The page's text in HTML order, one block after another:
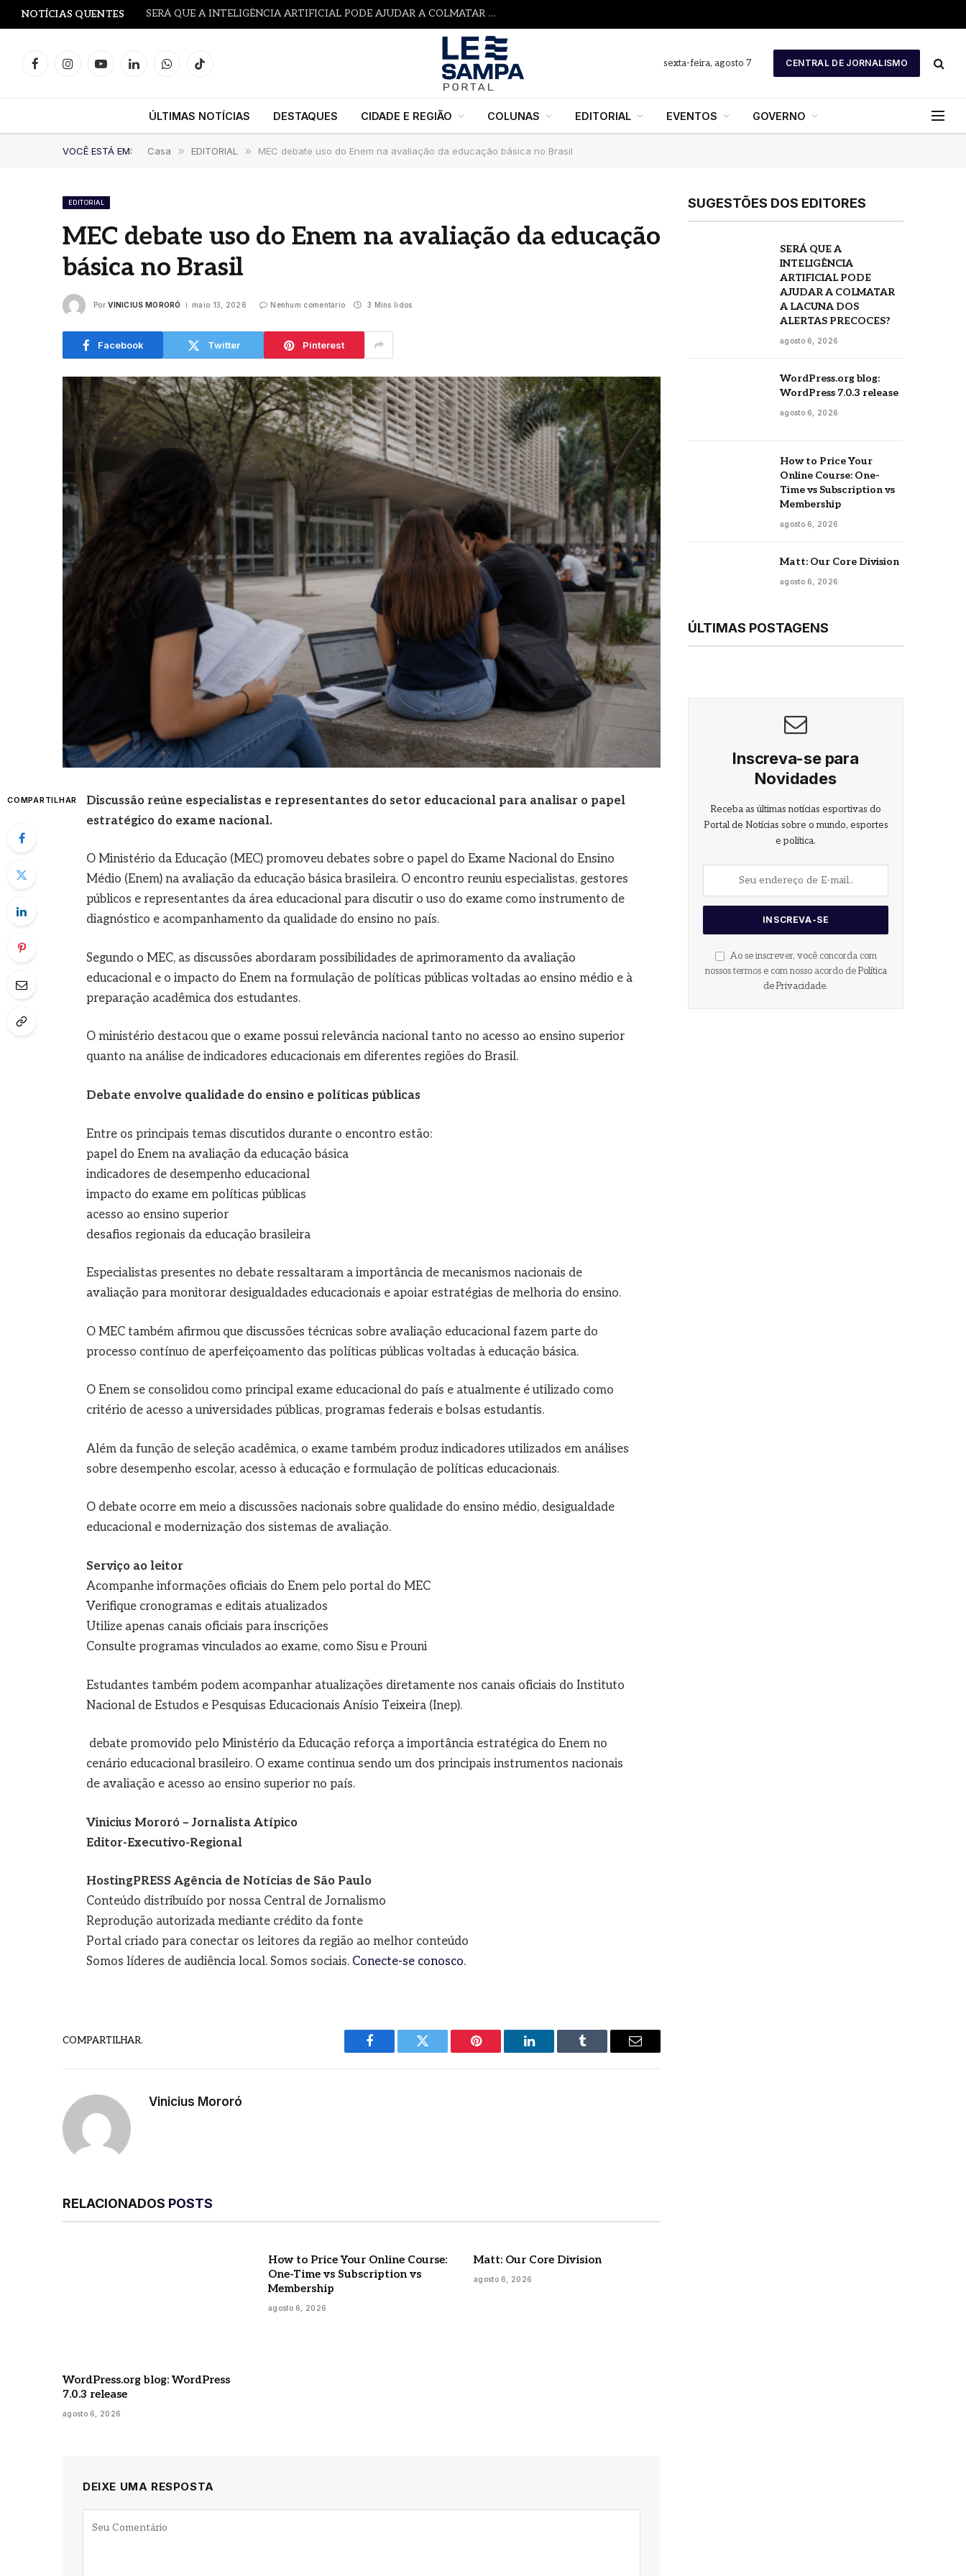
NOTÍCIAS QUENTES SERÁ QUE A INTELIGÊNCIA ARTIFICIAL PODE AJUDAR A COLMATAR A LACUNA DOS ALERTAS PRECOCES?
FacebookInstagramYouTubeLinkedInWhatsAppTikTok
sexta-feira, agosto 7 CENTRAL DE JORNALISMO
ÚLTIMAS NOTÍCIAS DESTAQUES CIDADE E REGIÃO COLUNAS EDITORIAL EVENTOS GOVERNO
VOCÊ ESTÁ EM: Casa » EDITORIAL » MEC debate uso do Enem na avaliação da educação básica no Brasil
EDITORIAL
MEC debate uso do Enem na avaliação da educação
básica no Brasil
Por VINICIUS MORORÓ maio 13, 2026 Nenhum comentário 3 Mins lidos
Facebook Twitter Pinterest
COMPARTILHAR
Discussão reúne especialistas e representantes do setor educacional para analisar o papel
estratégico do exame nacional.
O Ministério da Educação (MEC) promoveu debates sobre o papel do Exame Nacional do Ensino
Médio (Enem) na avaliação da educação básica brasileira. O encontro reuniu especialistas, gestores
públicos e representantes da área educacional para discutir o uso do exame como instrumento de
diagnóstico e acompanhamento da qualidade do ensino no país.
Segundo o MEC, as discussões abordaram possibilidades de aprimoramento da avaliação
educacional e o impacto do Enem na formulação de políticas públicas voltadas ao ensino médio e à
preparação acadêmica dos estudantes.
O ministério destacou que o exame possui relevância nacional tanto no acesso ao ensino superior
quanto na análise de indicadores educacionais em diferentes regiões do Brasil.
Debate envolve qualidade do ensino e políticas públicas
Entre os principais temas discutidos durante o encontro estão:
papel do Enem na avaliação da educação básica
indicadores de desempenho educacional
impacto do exame em políticas públicas
acesso ao ensino superior
desafios regionais da educação brasileira
Especialistas presentes no debate ressaltaram a importância de mecanismos nacionais de
avaliação para monitorar desigualdades educacionais e apoiar estratégias de melhoria do ensino.
O MEC também afirmou que discussões técnicas sobre avaliação educacional fazem parte do
processo contínuo de aperfeiçoamento das políticas públicas voltadas à educação básica.
O Enem se consolidou como principal exame educacional do país e atualmente é utilizado como
critério de acesso a universidades públicas, programas federais e bolsas estudantis.
Além da função de seleção acadêmica, o exame também produz indicadores utilizados em análises
sobre desempenho escolar, acesso à educação e formulação de políticas educacionais.
O debate ocorre em meio a discussões nacionais sobre qualidade do ensino médio, desigualdade
educacional e modernização dos sistemas de avaliação.
Serviço ao leitor
Acompanhe informações oficiais do Enem pelo portal do MEC
Verifique cronogramas e editais atualizados
Utilize apenas canais oficiais para inscrições
Consulte programas vinculados ao exame, como Sisu e Prouni
Estudantes também podem acompanhar atualizações diretamente nos canais oficiais do Instituto
Nacional de Estudos e Pesquisas Educacionais Anísio Teixeira (Inep).
debate promovido pelo Ministério da Educação reforça a importância estratégica do Enem no
cenário educacional brasileiro. O exame continua sendo um dos principais instrumentos nacionais
de avaliação e acesso ao ensino superior no país.
Vinicius Mororó – Jornalista Atípico
Editor-Executivo-Regional
HostingPRESS Agência de Notícias de São Paulo
Conteúdo distribuído por nossa Central de Jornalismo
Reprodução autorizada mediante crédito da fonte
Portal criado para conectar os leitores da região ao melhor conteúdo
Somos líderes de audiência local. Somos sociais. Conecte-se conosco.
COMPARTILHAR.
Facebook Twitter Pinterest LinkedIn Tumblr
E-
Vinicius Mororó
RELACIONADOS POSTS
WordPress.org blog: WordPress
7.0.3 release
agosto 6, 2026
How to Price Your Online Course:
One-Time vs Subscription vs
Membership
agosto 6, 2026
Matt: Our Core Division
agosto 6, 2026
DEIXE UMA RESPOSTA
SUGESTÕES DOS EDITORES
SERÁ QUE A
INTELIGÊNCIA
ARTIFICIAL PODE
AJUDAR A COLMATAR
A LACUNA DOS
ALERTAS PRECOCES?
agosto 6, 2026
WordPress.org blog:
WordPress 7.0.3 release
agosto 6, 2026
How to Price Your
Online Course: One-
Time vs Subscription vs
Membership
agosto 6, 2026
Matt: Our Core Division
agosto 6, 2026
ÚLTIMAS POSTAGENS
Inscreva-se para
Novidades
Receba as últimas notícias esportivas do
Portal de Notícias sobre o mundo, esportes
e política.
Ao se inscrever, você concorda com
nossos termos e com nosso acordo de Política
de Privacidade.